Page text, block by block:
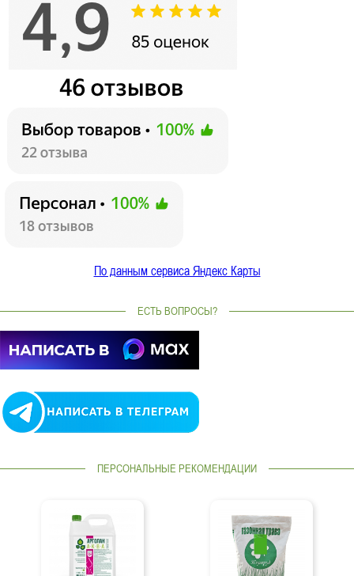
По данным сервиса Яндекс Карты
ЕСТЬ ВОПРОСЫ?
ПЕРСОНАЛЬНЫЕ РЕКОМЕНДАЦИИ